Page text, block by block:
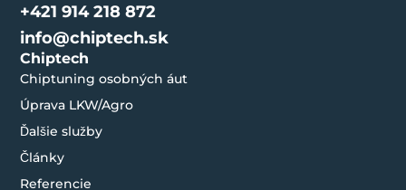
Chiptech
Chiptuning osobných áut
Úprava LKW/Agro
Ďalšie služby
Články
Referencie
+421 914 218 872
info@chiptech.sk